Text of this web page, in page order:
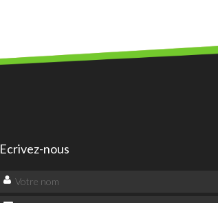
Ecrivez-nous